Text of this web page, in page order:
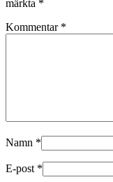
märkta *
Kommentar *
Namn *
E-post *